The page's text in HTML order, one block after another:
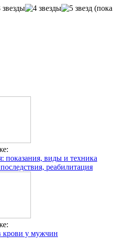
(пока
показания, виды и техника
реабилитация
у мужчин